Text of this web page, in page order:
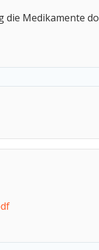
die Medikamente